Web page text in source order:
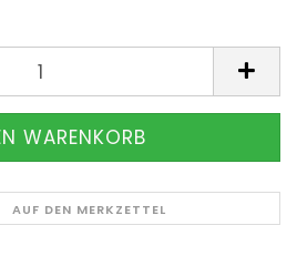
AUF DEN MERKZETTEL